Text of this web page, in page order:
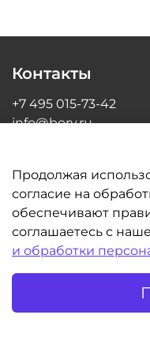
Информация
Клиентам
Контакты
+7 495 015-73-42
info@bory.ru
Продолжая
согласие на
обеспечивают
соглашаетесь с
и обработки